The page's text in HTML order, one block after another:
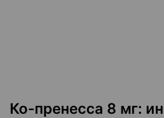
Ко-пренесса 8 мг: